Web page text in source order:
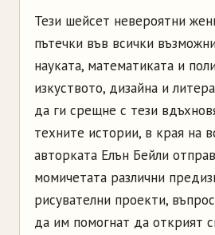
Тези шейсет невероятни
пътечки във всички
науката, математиката и
изкуството, дизайна и
да ги срещне с тези
техните истории, в края на
авторката Елън Бейли
момичетата различни
рисувателни проекти,
да им помогнат да открият